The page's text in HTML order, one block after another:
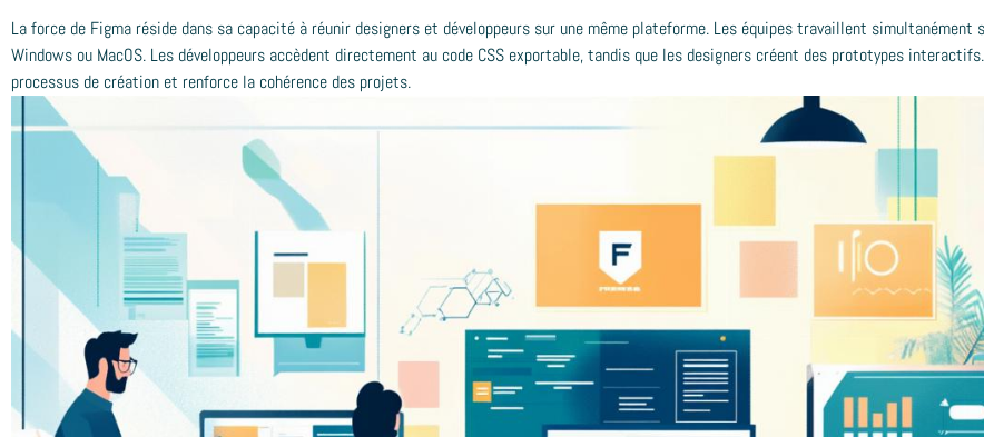
La force de Figma réside dans sa capacité à réunir designers et développeurs sur une même plateforme. Les équipes travaillent
Windows ou MacOS. Les développeurs accèdent directement au code CSS exportable, tandis que les designers créent des prototypes
processus de création et renforce la cohérence des projets.